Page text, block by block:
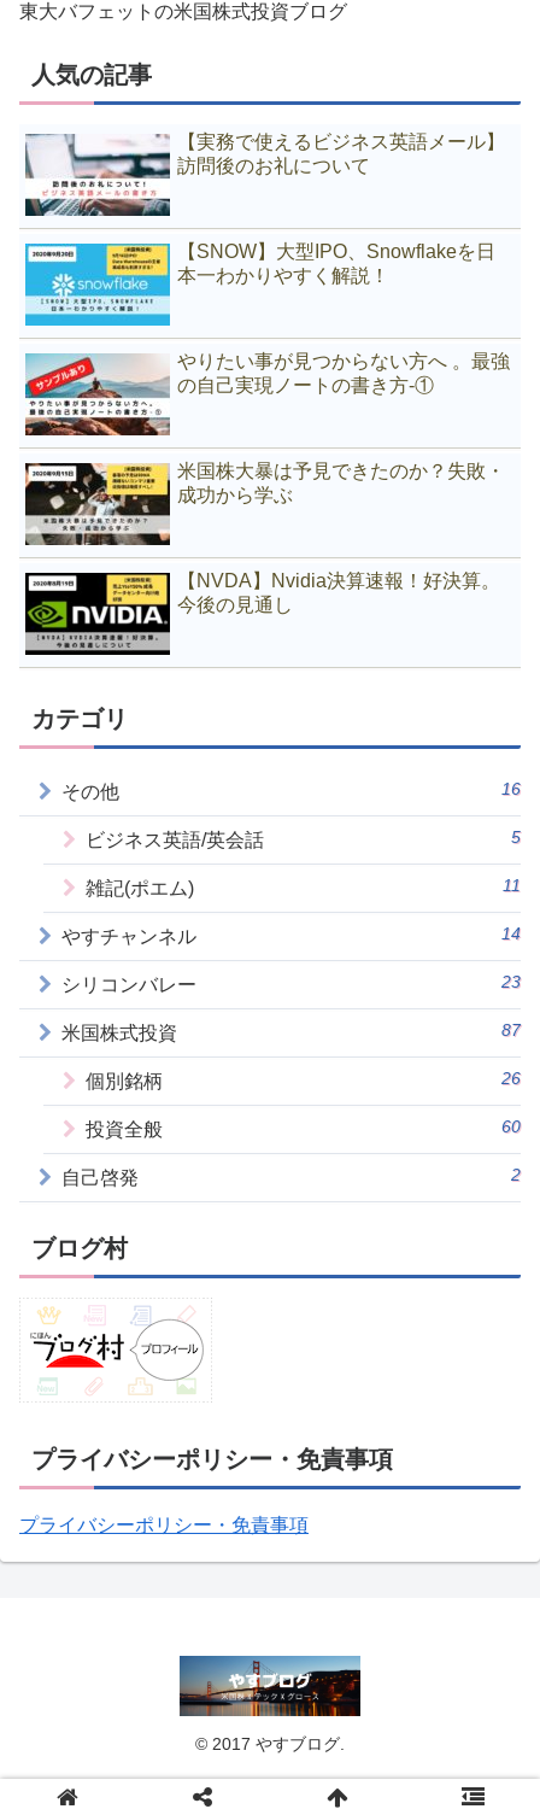
東大バフェットの米国株式投資ブログ
人気の記事
【実務で使えるビジネス英語メール】
訪問後のお礼について
【SNOW】大型IPO、Snowflakeを日
本一わかりやすく解説！
やりたい事が見つからない方へ 。最強
の自己実現ノートの書き方-①
米国株大暴は予見できたのか？失敗・
成功から学ぶ
【NVDA】Nvidia決算速報！好決算。
今後の見通し
カテゴリ
その他 16
ビジネス英語/英会話 5
雑記(ポエム) 11
やすチャンネル 14
シリコンバレー 23
米国株式投資 87
個別銘柄 26
投資全般 60
自己啓発 2
ブログ村
プライバシーポリシー・免責事項
プライバシーポリシー・免責事項
© 2017 やすブログ.